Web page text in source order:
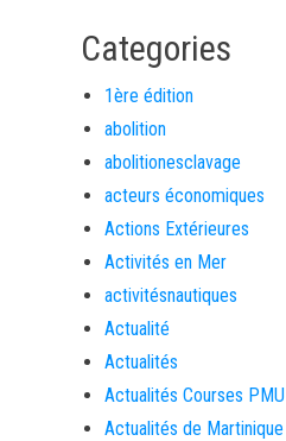
Categories
1ère édition
abolition
abolitionesclavage
acteurs économiques
Actions Extérieures
Activités en Mer
activitésnautiques
Actualité
Actualités
Actualités Courses PMU
Actualités de Martinique